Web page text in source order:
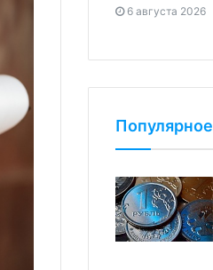
6 августа 2026
Популярное